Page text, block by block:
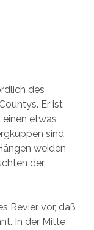
des
Er ist
etwas
sind
weiden
der
Revier vor, daß
In der Mitte